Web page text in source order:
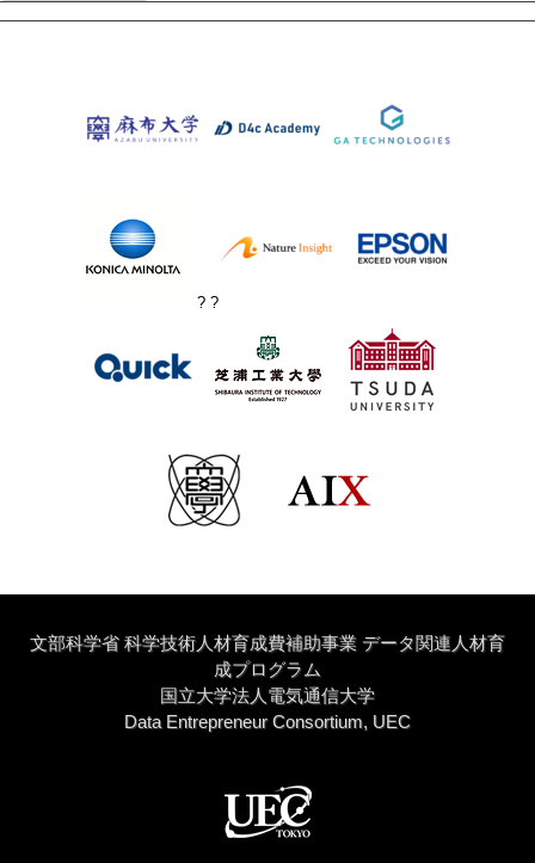
? ?
文部科学省 科学技術人材育成費補助事業 データ関連人材育
成プログラム
国立大学法人電気通信大学
Data Entrepreneur Consortium, UEC